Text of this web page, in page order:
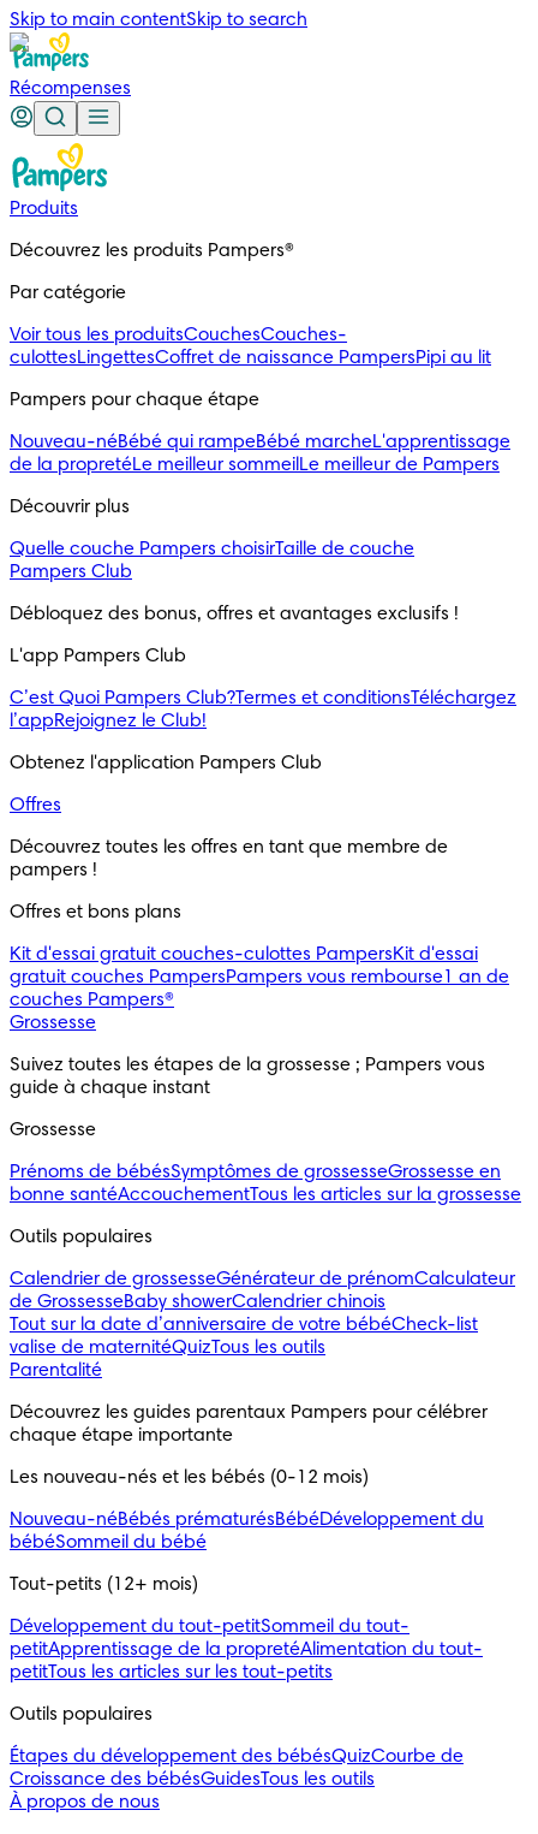
Skip to main contentSkip to search
Récompenses
Produits
Découvrez les produits Pampers®
Par catégorie
Voir tous les produitsCouchesCouches-
culottesLingettesCoffret de naissance PampersPipi au lit
Pampers pour chaque étape
Nouveau-néBébé qui rampeBébé marcheL'apprentissage
de la propretéLe meilleur sommeil Le meilleur de Pampers
Découvrir plus
Quelle couche Pampers choisirTaille de couche
Pampers Club
Débloquez des bonus, offres et avantages exclusifs !
L'app Pampers Club
C’est Quoi Pampers Club?Termes et conditionsTéléchargez
l’appRejoignez le Club!
Obtenez l'application Pampers Club
Offres
Découvrez toutes les offres en tant que membre de
pampers !
Offres et bons plans
Kit d'essai gratuit couches-culottes PampersKit d'essai
gratuit couches PampersPampers vous rembourse1 an de
couches Pampers®
Grossesse
Suivez toutes les étapes de la grossesse ; Pampers vous
guide à chaque instant
Grossesse
Prénoms de bébésSymptômes de grossesseGrossesse en
bonne santéAccouchementTous les articles sur la grossesse
Outils populaires
Calendrier de grossesseGénérateur de prénomCalculateur
de GrossesseBaby showerCalendrier chinois
Tout sur la date d’anniversaire de votre bébéCheck-list
valise de maternitéQuizTous les outils
Parentalité
Découvrez les guides parentaux Pampers pour célébrer
chaque étape importante
Les nouveau-nés et les bébés (0-12 mois)
Nouveau-néBébés prématurésBébéDéveloppement du
bébéSommeil du bébé
Tout-petits (12+ mois)
Développement du tout-petitSommeil du tout-
petitApprentissage de la propretéAlimentation du tout-
petitTous les articles sur les tout-petits
Outils populaires
Étapes du développement des bébésQuizCourbe de
Croissance des bébésGuidesTous les outils
À propos de nous